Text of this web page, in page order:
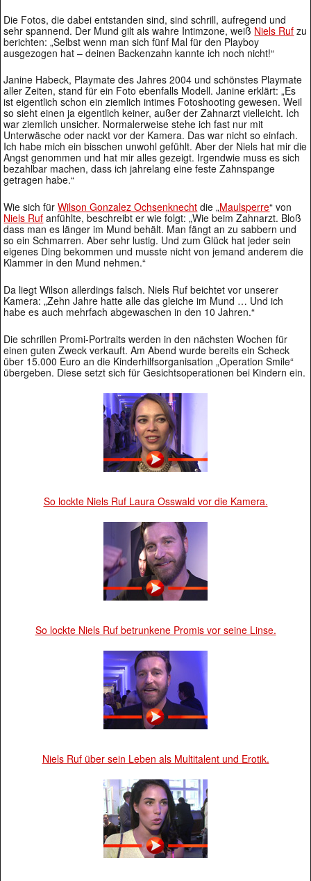
Die Fotos, die dabei entstanden sind, sind schrill, aufregend und
sehr spannend. Der Mund gilt als wahre Intimzone, weiß Niels Ruf zu
berichten: „Selbst wenn man sich fünf Mal für den Playboy
ausgezogen hat – deinen Backenzahn kannte ich noch nicht!“
Janine Habeck, Playmate des Jahres 2004 und schönstes Playmate
aller Zeiten, stand für ein Foto ebenfalls Modell. Janine erklärt: „Es
ist eigentlich schon ein ziemlich intimes Fotoshooting gewesen. Weil
so sieht einen ja eigentlich keiner, außer der Zahnarzt vielleicht. Ich
war ziemlich unsicher. Normalerweise stehe ich fast nur mit
Unterwäsche oder nackt vor der Kamera. Das war nicht so einfach.
Ich habe mich ein bisschen unwohl gefühlt. Aber der Niels hat mir die
Angst genommen und hat mir alles gezeigt. Irgendwie muss es sich
bezahlbar machen, dass ich jahrelang eine feste Zahnspange
getragen habe.“
Wie sich fürWilson Gonzalez Ochsenknecht die „Maulsperre“ von
Niels Ruf anfühlte, beschreibt er wie folgt: „Wie beim Zahnarzt. Bloß
dass man es länger im Mund behält. Man fängt an zu sabbern und
so ein Schmarren. Aber sehr lustig. Und zum Glück hat jeder sein
eigenes Ding bekommen und musste nicht von jemand anderem die
Klammer in den Mund nehmen.“
Da liegt Wilson allerdings falsch. Niels Ruf beichtet vor unserer
Kamera: „Zehn Jahre hatte alle das gleiche im Mund … Und ich
habe es auch mehrfach abgewaschen in den 10 Jahren.“
Die schrillen Promi-Portraits werden in den nächsten Wochen für
einen guten Zweck verkauft. Am Abend wurde bereits ein Scheck
über 15.000 Euro an die Kinderhilfsorganisation „Operation Smile“
übergeben. Diese setzt sich für Gesichtsoperationen bei Kindern ein.
So lockte Niels Ruf Laura Osswald vor die Kamera.
So lockte Niels Ruf betrunkene Promis vor seine Linse.
Niels Ruf über sein Leben als Multitalent und Erotik.